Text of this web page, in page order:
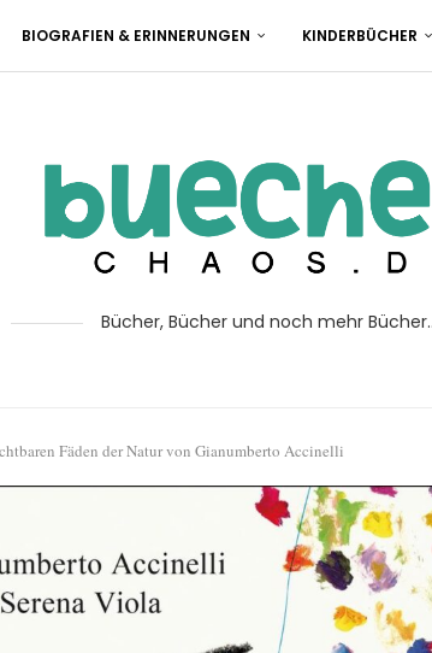
BIOGRAFIEN & ERINNERUNGEN KINDERBÜCHER
Bücher, Bücher und noch mehr
Fäden der Natur von Gianumberto Accinelli